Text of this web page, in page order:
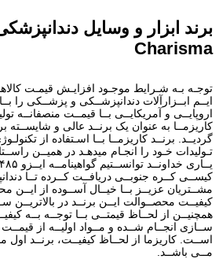
برند ابزار و وسایل
Charisma
توجـه بـه شـرایط موجـود افزایـش قیمـت
ایــم ابــزارآلات دندانپزشــکی و پزشــکی را
اروپایــی و آمریکایــی بــا قیمــت منصفانــه
کاریزمــا به عنوان یک برنــد عالی و شایســته
گردیــد. برنــد کاریزمــا بــا اسـتفاده از
تـولیدات خـود را انجـام میدهـد در همیــن
کیســی کــره جنوبــی دریافــت کــرده تــا
مشــتریان عزیــز بــا خیــال آســوده از ایــن
کیفیــت محصــوالت ایــن برنــد در بالاتریــن
همچنیــن از لحــاظ قیمتــی بــا توجــه بــه
ســازی انجــام شــده و مــواد اولیــه از
اســت. کاریزما از لحــاظ کیفیــت، برنــد
مــی باشــد.